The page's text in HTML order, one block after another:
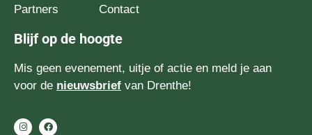
Partners
Contact
Blijf op de hoogte
Mis geen evenement, uitje of actie en meld je aan
voor de nieuwsbrief van Drenthe!